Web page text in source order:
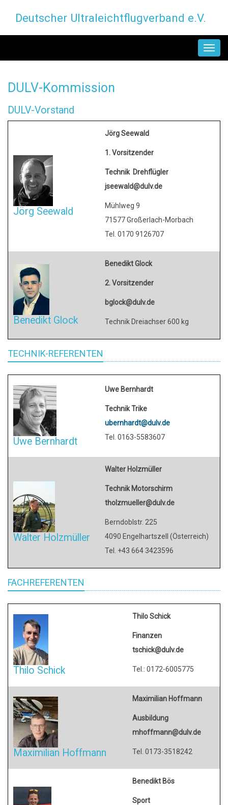
Inhalt
Deutscher Ultraleichtflugverband e.V.
DULV-Kommission
DULV-Vorstand
Jörg Seewald
Jörg Seewald
1. Vorsitzender
Technik Drehflügler
jseewald@dulv.de
Mühlweg 9
71577 Großerlach-Morbach
Tel. 0170 9126707
Benedikt Glock
Benedikt Glock
2. Vorsitzender
bglock@dulv.de
Technik Dreiachser 600 kg
TECHNIK-REFERENTEN
Uwe Bernhardt
Uwe Bernhardt
Technik Trike
ubernhardt@dulv.de
Tel. 0163-5583607
Walter Holzmüller
Walter Holzmüller
Technik Motorschirm
tholzmueller@dulv.de
Berndoblstr. 225
4090 Engelhartszell (Österreich)
Tel. +43 664 3423596
FACHREFERENTEN
Thilo Schick
Thilo Schick
Finanzen
tschick@dulv.de
Tel.: 0172-6005775
Maximilian Hoffmann
Maximilian Hoffmann
Ausbildung
mhoffmann@dulv.de
Tel. 0173-3518242
Benedikt Bös
Sport